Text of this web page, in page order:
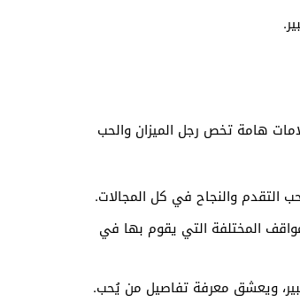
هامة تخص رجل الميزان والحب
التقدم والنجاح في كل المجالات.
المختلفة التي يقوم بها في
ويعشق معرفة تفاصيل من يُحب.